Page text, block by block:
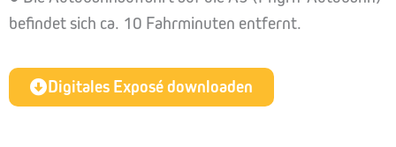
befindet sich ca. 10 Fahrminuten entfernt.
Digitales Exposé downloaden